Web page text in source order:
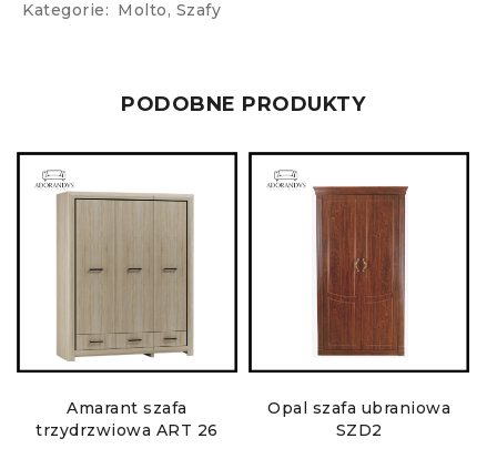
Kategorie: Molto, Szafy
PODOBNE PRODUKTY
Amarant szafa
trzydrzwiowa ART 26
Opal szafa ubraniowa
SZD2